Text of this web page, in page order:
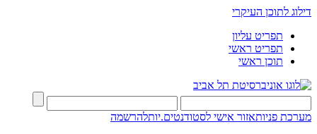
דילוג לתוכן העיקרי
תפריט עליון
תפריט ראשי
תוכן ראשי
מערכת פניותאזור אישי לסטודנטים.יותלהרשמה